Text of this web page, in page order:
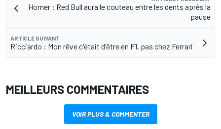
Horner : Red Bull aura le couteau entre les dents après la
pause
ARTICLE SUIVANT
Ricciardo : Mon rêve c'était d'être en F1, pas chez Ferrari
MEILLEURS COMMENTAIRES
VOIR PLUS & COMMENTER